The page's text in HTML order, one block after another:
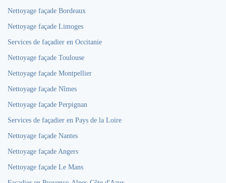
Nettoyage façade Bordeaux
Nettoyage façade Limoges
Services de façadier en Occitanie
Nettoyage façade Toulouse
Nettoyage façade Montpellier
Nettoyage façade Nîmes
Nettoyage façade Perpignan
Services de façadier en Pays de la Loire
Nettoyage façade Nantes
Nettoyage façade Angers
Nettoyage façade Le Mans